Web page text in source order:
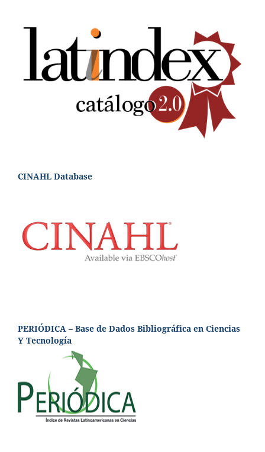
CINAHL Database
PERIÓDICA – Base de Dados Bibliográfica en Ciencias
Y Tecnología